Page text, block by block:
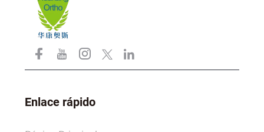
Enlace rápido